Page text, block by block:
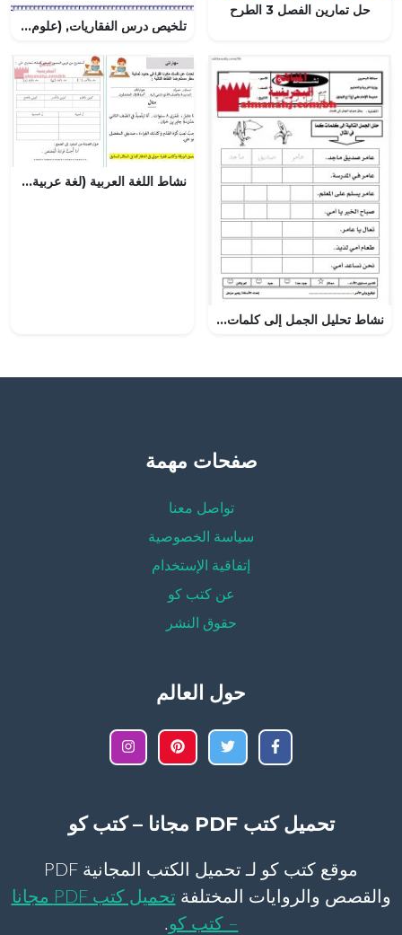
حل تمارين الفصل 3 الطرح
تلخيص درس الفقاريات, (علوم) السابع
نشاط تحليل الجمل إلى كلمات (لغة عربية) الأول
نشاط اللغة العربية (لغة عربية) الثاني
صفحات مهمة
تواصل معنا
سياسة الخصوصية
إتفاقية الإستخدام
عن كتب كو
حقوق النشر
حول العالم
تحميل كتب PDF مجانا – كتب كو
موقع كتب كو لـ تحميل الكتب المجانية PDF
والقصص والروايات المختلفة
تحميل كتب PDF مجانا
– كتب كو.